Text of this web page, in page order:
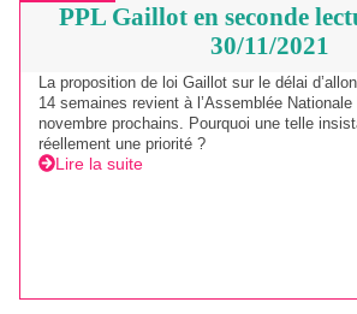
PPL Gaillot en seconde
30/11/2021
La proposition de loi Gaillot sur le délai
14 semaines revient à l’Assemblée
novembre prochains. Pourquoi une telle
réellement une priorité ?
Lire la suite